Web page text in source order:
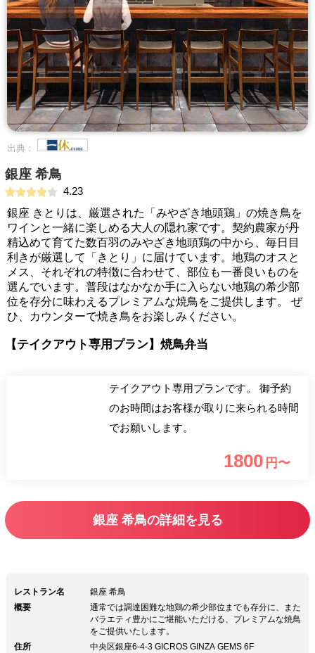
出典：
銀座 希鳥
4.23
銀座 きとりは、厳選された「みやざき地頭鶏」の焼き鳥を
ワインと一緒に楽しめる大人の隠れ家です。契約農家が丹
精込めて育てた数百羽のみやざき地頭鶏の中から、毎日目
利きが厳選して「きとり」に届けています。地鶏のオスと
メス、それぞれの特徴に合わせて、部位も一番良いものを
選んでいます。普段はなかなか手に入らない地鶏の希少部
位を存分に味わえるプレミアムな焼鳥をご提供します。 ぜ
ひ、カウンターで焼き鳥をお楽しみください。
【テイクアウト専用プラン】焼鳥弁当
テイクアウト専用プランです。 御予約
のお時間はお客様が取りに来られる時間
でお願いします。
1800 円〜
銀座 希鳥の詳細を見る
レストラン名
銀座 希鳥
概要
通常では調達困難な地鶏の希少部位までも存分に、また
バラエティ豊かにご堪能いただける、プレミアムな焼鳥
をご提供いたします。
住所
中央区銀座6-4-3 GICROS GINZA GEMS 6F